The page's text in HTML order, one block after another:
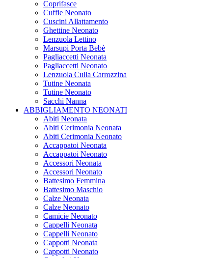
Coprifasce
Cuffie Neonato
Cuscini Allattamento
Ghettine Neonato
Lenzuola Lettino
Marsupi Porta Bebè
Pagliaccetti Neonata
Pagliaccetti Neonato
Lenzuola Culla Carrozzina
Tutine Neonata
Tutine Neonato
Sacchi Nanna
ABBIGLIAMENTO NEONATI
Abiti Neonata
Abiti Cerimonia Neonata
Abiti Cerimonia Neonato
Accappatoi Neonata
Accappatoi Neonato
Accessori Neonata
Accessori Neonato
Battesimo Femmina
Battesimo Maschio
Calze Neonata
Calze Neonato
Camicie Neonato
Cappelli Neonata
Cappelli Neonato
Cappotti Neonata
Cappotti Neonato